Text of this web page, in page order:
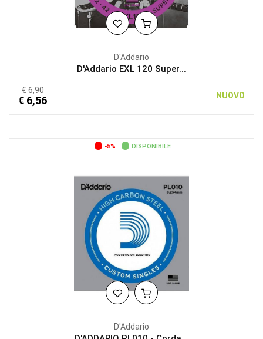
D'Addario
D'Addario EXL 120 Super...
€ 6,90
€ 6,56 NUOVO
-5% DISPONIBILE
D'Addario